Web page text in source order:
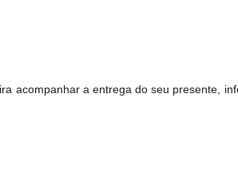
acompanhar a entrega do seu presente,